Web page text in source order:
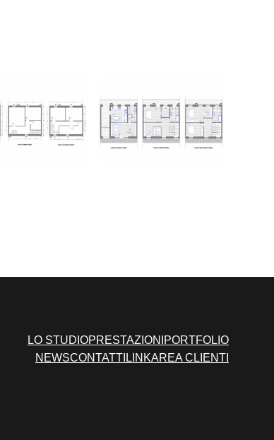
LO STUDIOPRESTAZIONI PORTFOLIO
NEWSCONTATTI LINKAREA CLIENTI